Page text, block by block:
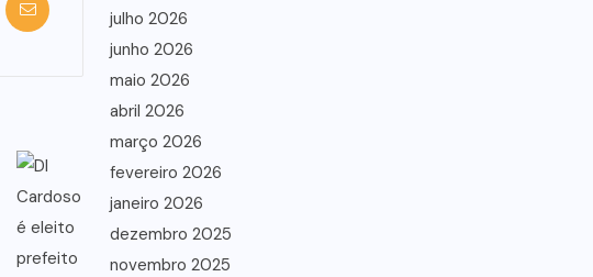
julho 2026
junho 2026
maio 2026
abril 2026
março 2026
fevereiro 2026
janeiro 2026
dezembro 2025
novembro 2025